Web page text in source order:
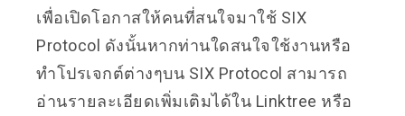
เพื่อเปิดโอกาสให้คนที่สนใจมาใช้ SIX
Protocol ดังนั้นหากท่านใดสนใจใช้งานหรือ
ทำโปรเจกต์ต่างๆบน SIX Protocol สามารถ
อ่านรายละเอียดเพิ่มเติมได้ใน Linktree หรือ